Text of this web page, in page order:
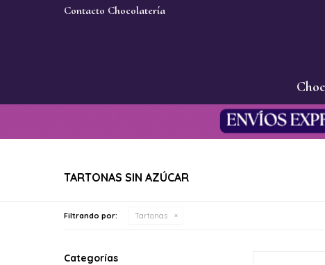
Contacto Chocolatería
TARTONAS SIN AZÚCAR
Filtrando por: Tartonas
Categorías